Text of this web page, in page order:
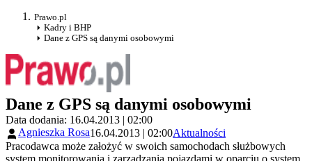
Prawo.pl
Kadry i BHP
Dane z GPS są danymi osobowymi
Dane z GPS są danymi osobowymi
Data dodania: 16.04.2013 | 02:00
Agnieszka Rosa16.04.2013 | 02:00Aktualności
Pracodawca może założyć w swoich samochodach służbowych
system monitorowania i zarządzania pojazdami w oparciu o system